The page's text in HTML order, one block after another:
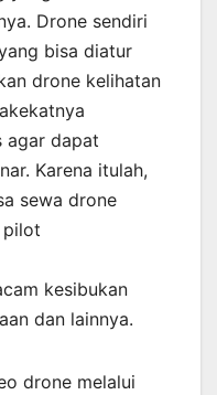
Drone sendiri
bisa diatur
drone kelihatan
agar dapat
Karena itulah,
sewa drone
pilot
kesibukan
dan lainnya.
drone melalui